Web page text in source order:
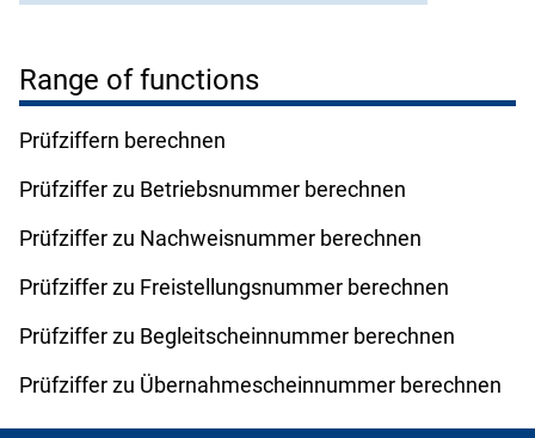
Range of functions
Prüfziffern berechnen
Prüfziffer zu Betriebsnummer berechnen
Prüfziffer zu Nachweisnummer berechnen
Prüfziffer zu Freistellungsnummer berechnen
Prüfziffer zu Begleitscheinnummer berechnen
Prüfziffer zu Übernahmescheinnummer berechnen